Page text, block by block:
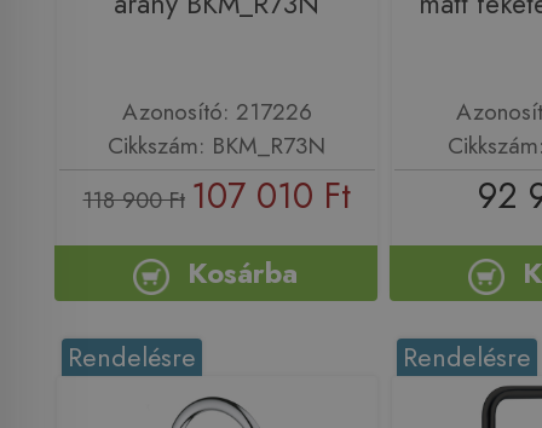
Azonosító: 217226
Cikkszám: BKM_R73N
118 900 Ft 107 010 Ft
Kosárba
92
Rendelésre Rendelésre